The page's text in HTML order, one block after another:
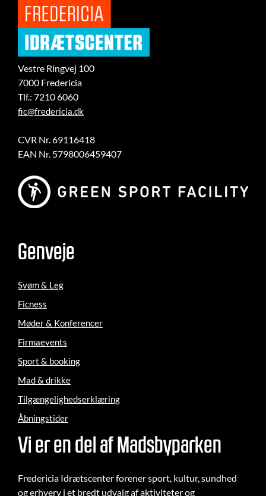
Vestre Ringvej 100
7000 Fredericia
Tlf.: 7210 6060
fic@fredericia.dk
CVR Nr. 69116418
EAN Nr. 5798006459407
Genveje
Svøm & Leg
Ficness
Møder & Konferencer
Firmaevents
Sport & booking
Mad & drikke
Tilgængelighedserklæring
Åbningstider
Vi er en del af Madsbyparken
Fredericia Idrætscenter forener sport, kultur, sundhed
og erhverv i et bredt udvalg af aktiviteter og